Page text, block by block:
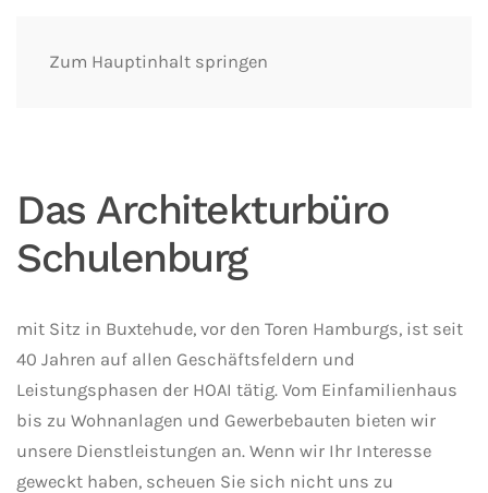
Zum Hauptinhalt springen
Das Architekturbüro
Schulenburg
mit Sitz in Buxtehude, vor den Toren Hamburgs, ist seit
40 Jahren auf allen Geschäftsfeldern und
Leistungsphasen der HOAI tätig. Vom Einfamilienhaus
bis zu Wohnanlagen und Gewerbebauten bieten wir
unsere Dienstleistungen an. Wenn wir Ihr Interesse
geweckt haben, scheuen Sie sich nicht uns zu